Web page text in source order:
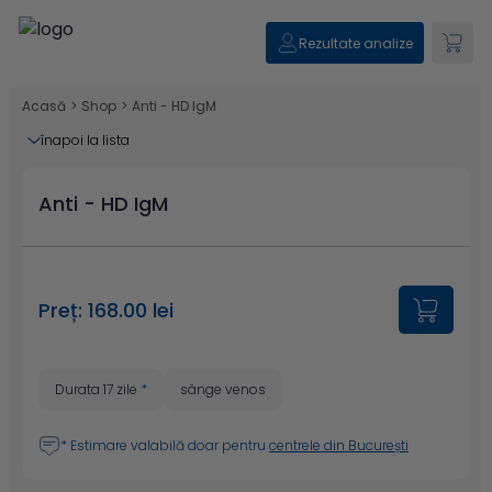
Rezultate analize
Acasă > Shop > Anti - HD IgM
înapoi la lista
Anti - HD IgM
Preț: 168.00 lei
Durata 17 zile * sânge venos
* Estimare valabilă doar pentru centrele din București